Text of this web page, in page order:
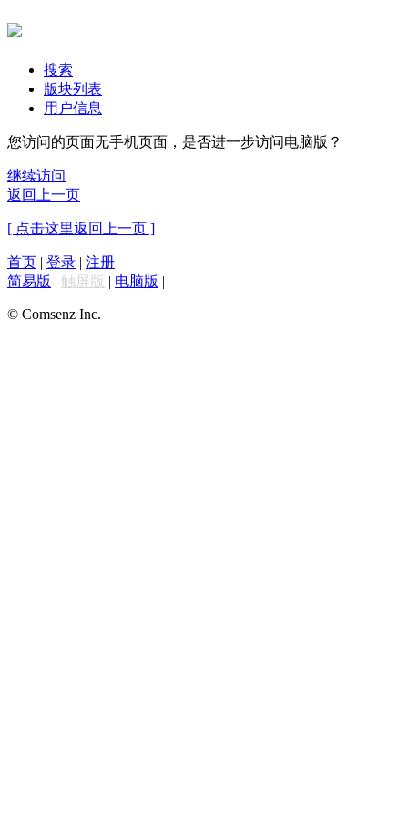
搜索
版块列表
用户信息
您访问的页面无手机页面，是否进一步访问电脑版？
继续访问
返回上一页
[ 点击这里返回上一页 ]
首页 | 登录 | 注册
简易版 | 触屏版 | 电脑版 |
© Comsenz Inc.